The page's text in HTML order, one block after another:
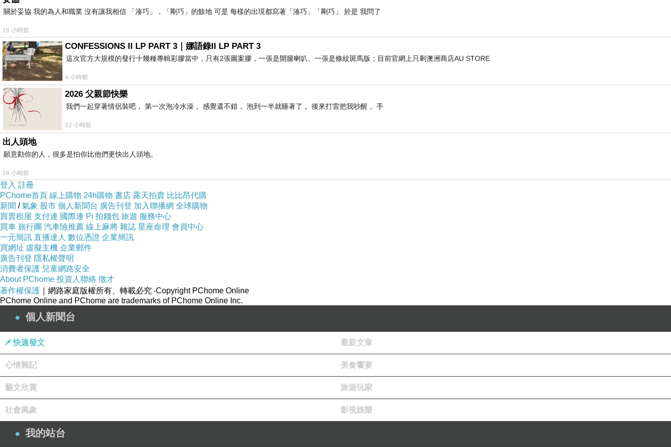
2023台灣涵吉開賣！農曆年前數量不多！
第一批開始預購，預計元旦後寄出！
疫情引起通膨萬物皆漲，台灣涵吉依然故我不漲！
全國各教養育幼護老機構的愛心物資缺乏如有餘請多少支持送愛心蕃薯活動
您認購愛心蕃薯如有特殊需求下單時請註明
A1台灣牌愛心蕃薯，認捐每袋50台斤700元含運費
1。精選台灣涵吉（中）20台斤（箱）600含運費-嘉
2。精選台灣涵吉（中大）20台斤（箱）600含運費-
3。田裡分級（經濟包）中大，50台斤（袋）1000含運費-嘉里大榮物流
4。田裡分級（經濟包）（中）50台斤（袋）1000含
關於妥協 我的為人和職業 沒有讓我相信 「湊巧」，「剛巧」的餘地 可是 每樣的出現都寫著「湊巧」「剛巧」 於是 我問了
18 小時前
CONFESSIONS II LP PART 3｜娜語錄II LP PART 3
這次官方大規模的發行十幾種專輯彩膠當中，只有2張圖案膠，一張是開腿喇叭、一張是條紋斑馬版；目前官網上只剩澳洲商店AU STORE
4 小時前
2026 父親節快樂
我們一起穿著情侶裝吧， 第一次泡冷水澡， 感覺還不錯， 泡到一半就睡著了， 後來打雷把我吵醒， 手
22 小時前
出人頭地
願意勸你的人，很多是怕你比他們更快出人頭地。
18 小時前
登入 註冊
PChome首頁 線上購物 24h購物 書店 露天拍賣 比比昂代購
新聞 /氣象 股市 個人新聞台 廣告刊登 加入聯播網 全球購物
買賣租屋 支付連 國際連 Pi 拍錢包 旅遊 服務中心
買車 旅行團 汽車險推薦 線上麻將 雜誌 星座命理 會員中心
一元簡訊 直播達人 數位憑證 企業簡訊
買網址 虛擬主機 企業郵件
廣告刊登 隱私權聲明
消費者保護 兒童網路安全
About PChome 投資人聯絡 徵才
著作權保護 ｜網路家庭版權所有、轉載必究 ‧Copyright PChome Online
PChome Online and PChome are trademarks of PChome Online Inc.
個人新聞台
快速發文 最新文章
心情雜記 美食饗宴
藝文欣賞 旅遊玩家
社會萬象 影視娛樂
我的站台